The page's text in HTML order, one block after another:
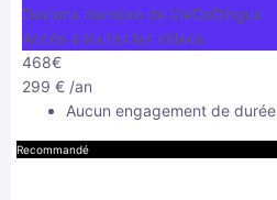
Deviens membre de VieDeDingue
Accès à toutes les vidéos
468€
299 € /an
Aucun engagement de durée
Recommandé